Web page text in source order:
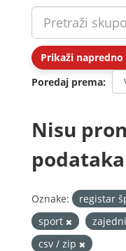
Prikaži
Poredaj prema
Nisu
podataka
Oznake:
registar
sport
csv / zip